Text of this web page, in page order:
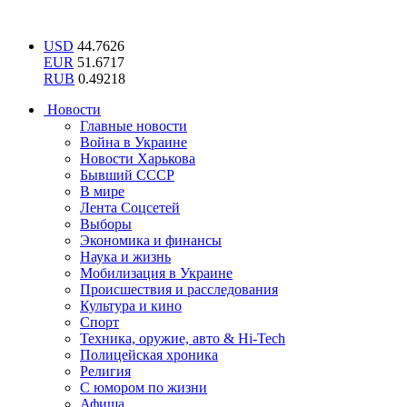
USD 44.7626
EUR 51.6717
RUB 0.49218
Новости
Главные новости
Война в Украине
Новости Харькова
Бывший СССР
В мире
Лента Соцсетей
Выборы
Экономика и финансы
Наука и жизнь
Мобилизация в Украине
Происшествия и расследования
Культура и кино
Спорт
Техника, оружие, авто & Hi-Tech
Полицейская хроника
Религия
С юмором по жизни
Афиша